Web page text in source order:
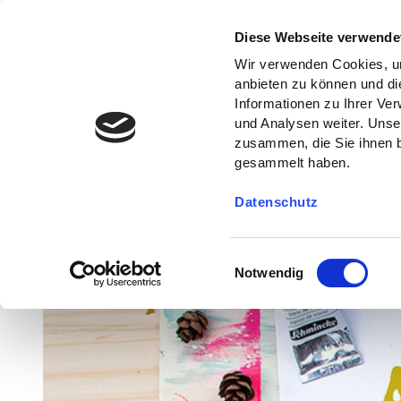
Diese Webseite
Wir verwenden Cookies,
anbieten zu können und
Informationen zu Ihrer
und Analysen weiter.
zusammen, die Sie ihnen
gesammelt haben.
Datenschutz
i
w
i
l
l
Notwendig